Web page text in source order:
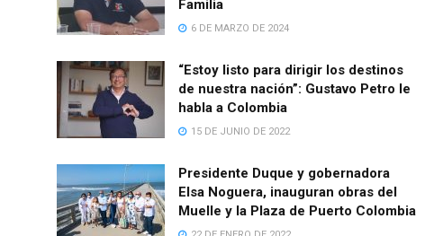
Familia
6 DE MARZO DE 2024
“Estoy listo para dirigir los destinos
de nuestra nación”: Gustavo Petro le
habla a Colombia
15 DE JUNIO DE 2022
Presidente Duque y gobernadora
Elsa Noguera, inauguran obras del
Muelle y la Plaza de Puerto Colombia